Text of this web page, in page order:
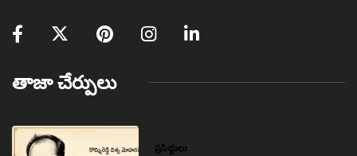
తాజా చేర్పులు
ప్రసిద్ధులు